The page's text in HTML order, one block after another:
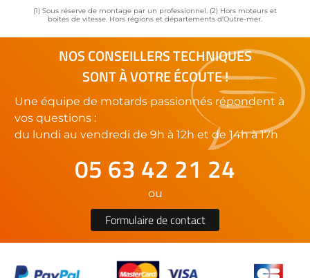
(1) Sous réserve de montage par un professionnel. (2) Hors moteurs et
boîtes de vitesse. Hors régions et départements d’Outre-mer.
NOS CONSEILLERS TECHNIQUES
SONT À VOTRE ÉCOUTE !
Une équipe de motards passionnés répondent à
vos questions :
du lundi au vendredi de 9h à 12h et de 14h à 17h
05 63 42 21 24
ou
Formulaire de contact